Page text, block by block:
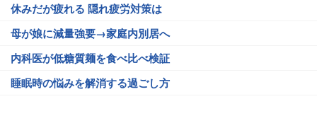
休みだが疲れる 隠れ疲労対策は
母が娘に減量強要→家庭内別居へ
内科医が低糖質麺を食べ比べ検証
睡眠時の悩みを解消する過ごし方